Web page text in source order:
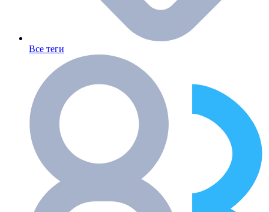
Все теги